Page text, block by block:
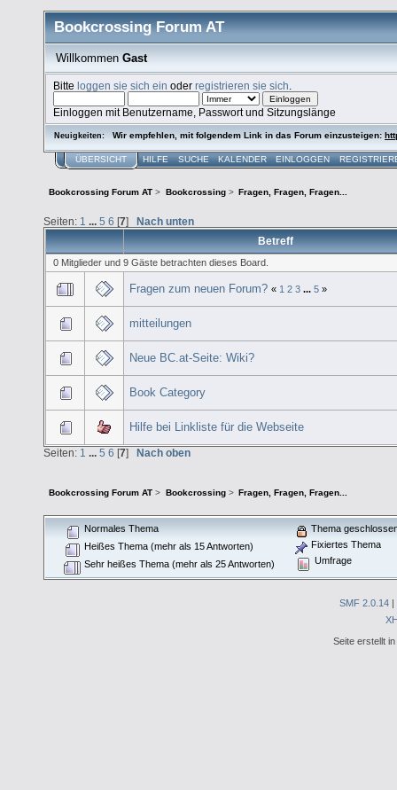
Bookcrossing Forum AT
Willkommen Gast
Bitteloggen sie sich ein oderregistrieren sie sich
Einloggen mit Benutzername, Passwort und Sitzungslänge
Neuigkeiten: Wir empfehlen, mit folgendem Link in das Forum einzusteigen:
ÜBERSICHT HILFE SUCHE KALENDER EINLOGGEN
Bookcrossing Forum AT > Bookcrossing> Fragen, Fragen, Fragen...
Seiten: 1 ... 5 6 [7] Nach unten
Betreff
0 Mitglieder und 9 Gäste betrachten dieses Board.
Fragen zum neuen Forum? « 1 2 3 ...5 »
mitteilungen
Neue BC.at-Seite: Wiki?
Book Category
Hilfe bei Linkliste für die Webseite
Seiten: 1 ... 5 6 [7] Nach oben
Bookcrossing Forum AT > Bookcrossing> Fragen, Fragen, Fragen...
Normales Thema
Heißes Thema (mehr als 15 Antworten)
Sehr heißes Thema (mehr als 25 Antworten)
Thema
Fixiertes Thema
Umfrage
SMF 2.0.14 |
Seite erstellt